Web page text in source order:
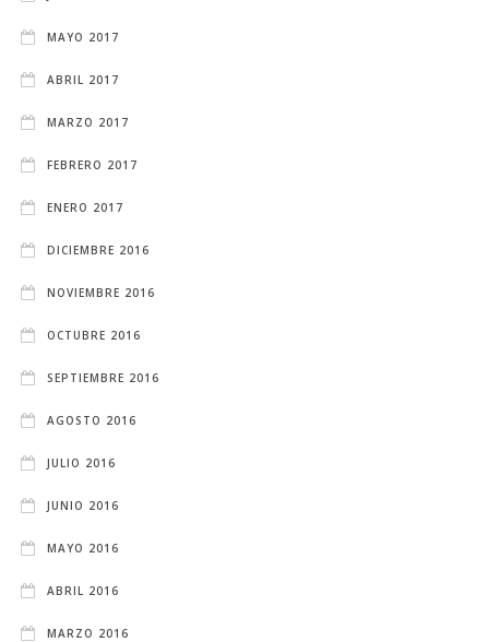
MAYO 2017
ABRIL 2017
MARZO 2017
FEBRERO 2017
ENERO 2017
DICIEMBRE 2016
NOVIEMBRE 2016
OCTUBRE 2016
SEPTIEMBRE 2016
AGOSTO 2016
JULIO 2016
JUNIO 2016
MAYO 2016
ABRIL 2016
MARZO 2016